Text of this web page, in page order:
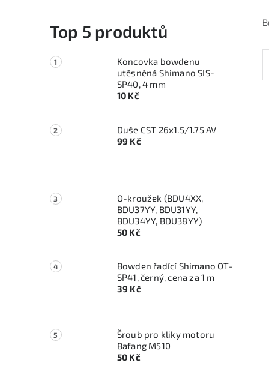
Top 5 produktů
Koncovka bowdenu
utěsněná Shimano SIS-
SP40, 4 mm
10 Kč
Duše CST 26x1.5/1.75 AV
99 Kč
O-kroužek (BDU4XX,
BDU37YY, BDU31YY,
BDU34YY, BDU38YY)
50 Kč
Bowden řadící Shimano OT-
SP41, černý, cena za 1 m
39 Kč
Šroub pro kliky motoru
Bafang M510
50 Kč